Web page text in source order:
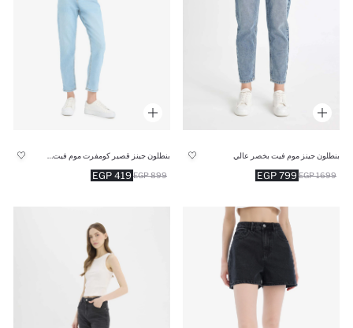
بنطلون جينز موم فيت بخصر عالي
799 EGP 1699 EGP
419 EGP 899 EGP